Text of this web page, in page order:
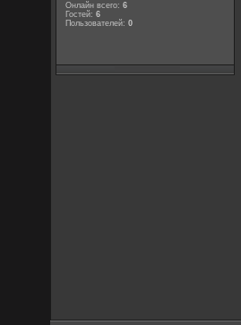
Онлайн всего:6
Гостей:6
Пользователей:0